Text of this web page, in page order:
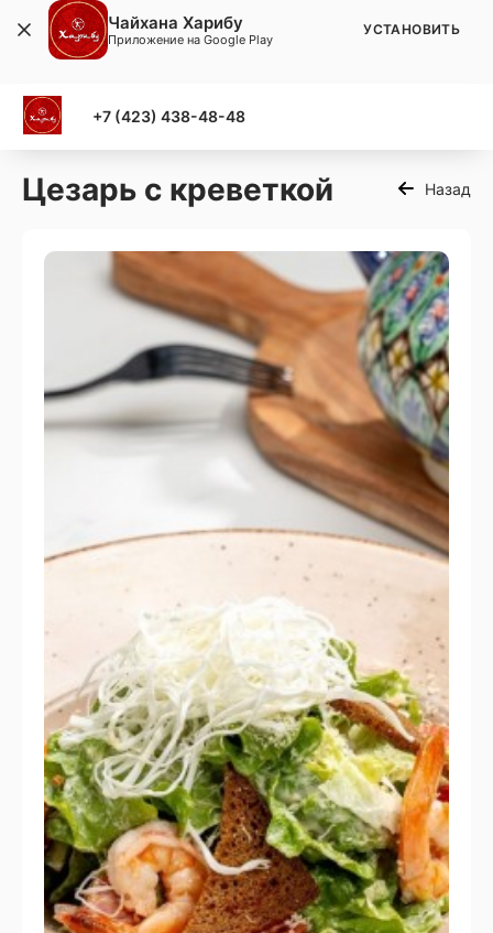
+7 (423) 438-48-48
Цезарь с креветкой Назад
Чайхана Харибу
Приложение на Google Play
УСТАНОВИТЬ